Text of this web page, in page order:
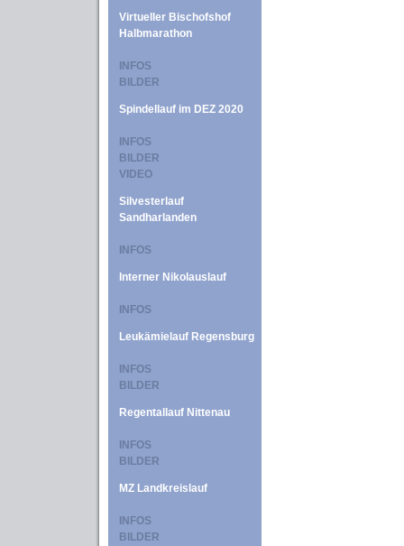
Virtueller Bischofshof
Halbmarathon
INFOS
BILDER
Spindellauf im DEZ 2020
INFOS
BILDER
VIDEO
Silvesterlauf
Sandharlanden
INFOS
Interner Nikolauslauf
INFOS
Leukämielauf Regensburg
INFOS
BILDER
Regentallauf Nittenau
INFOS
BILDER
MZ Landkreislauf
INFOS
BILDER